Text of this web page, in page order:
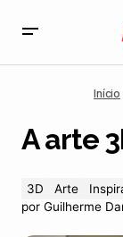
Início
A arte
3D Arte
por Guilherme